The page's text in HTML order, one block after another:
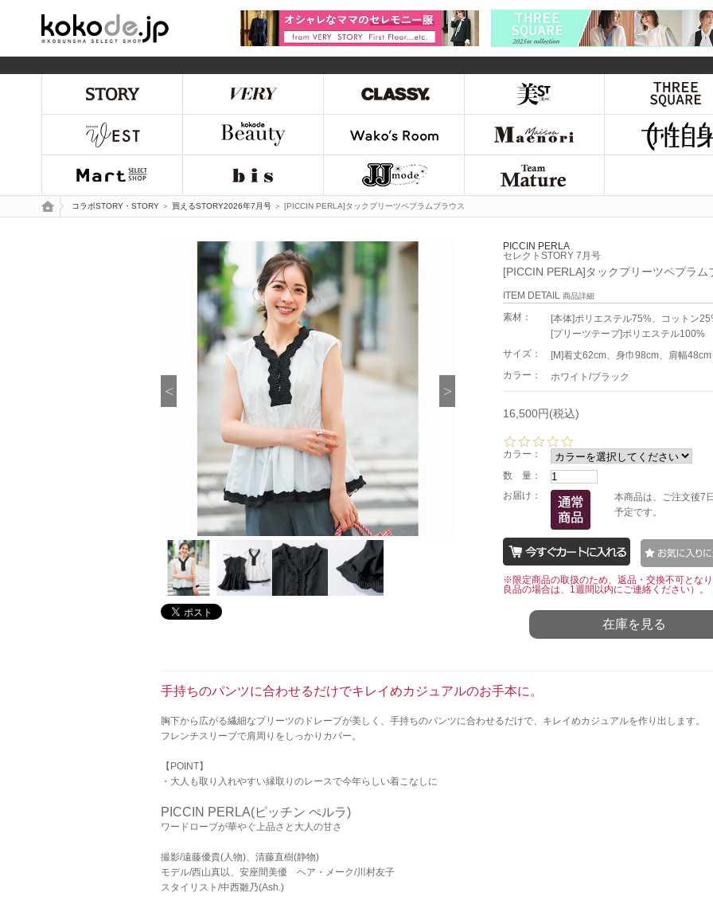
トップページ
コラボSTORY・STORY ＞ 買えるSTORY2026年7月号 ＞ [PICCIN PERLA]タックプリーツペプラムブラウス
PICCIN PERLA
セレクトSTORY 7月号
[PICCIN PERLA]タックプリーツペプラム
ITEM DETAIL 商品詳細
素材：
[本体]ポリエステル75%、コットン
[プリーツテープ]ポリエステル100%
サイズ：
[M]着丈62cm、身巾98cm、肩幅48cm
カラー：
ホワイト/ブラック
16,500円(税込)
0
s
t
a
r
r
a
t
i
n
g
カラー：
数 量：
お届け：
本商品は、ご注文後7
予定です。
※限定商品の取扱のため、返品・交換不可とな
良品の場合は、1週間以内にご連絡ください）。
在庫を見る
手持ちのパンツに合わせるだけでキレイめカジュアルのお手本に。
胸下から広がる繊細なプリーツのドレープが美しく、手持ちのパンツに合わせるだけで、キレイめカジュアルを作り出します。
フレンチスリーブで肩周りをしっかりカバー。
【POINT】
・大人も取り入れやすい縁取りのレースで今年らしい着こなしに
PICCIN PERLA(ピッチン ぺルラ)
ワードローブが華やぐ上品さと大人の甘さ
撮影/遠藤優貴(人物)、清藤直樹(静物)
モデル/西山真以、安座間美優 ヘア・メーク/川村友子
スタイリスト/中西雛乃(Ash.)